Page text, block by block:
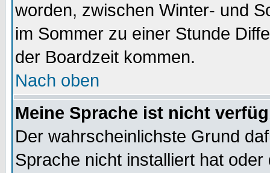
worden, zwischen Winter- und
im Sommer zu einer Stunde
der Boardzeit kommen.
Nach oben
Meine Sprache ist nicht
Der wahrscheinlichste Grund
Sprache nicht installiert hat